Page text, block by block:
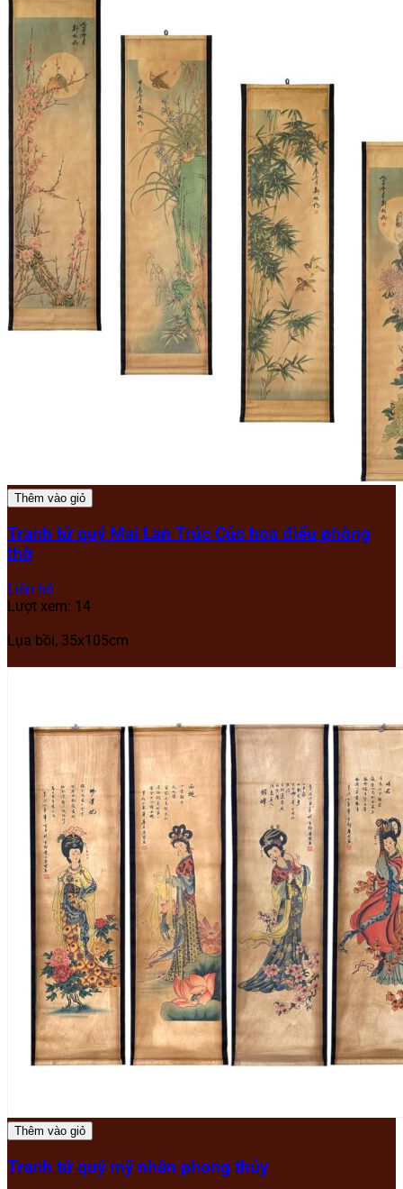
Thêm vào giỏ
Tranh tứ quý Mai Lan Trúc Cúc hoa điểu phòng
thờ
Liên hệ
Lượt xem: 14
Lụa bồi, 35x105cm
Thêm vào giỏ
Tranh tứ quý mỹ nhân phong thủy